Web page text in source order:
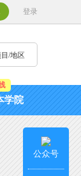
登录
/地区
学院
公众号